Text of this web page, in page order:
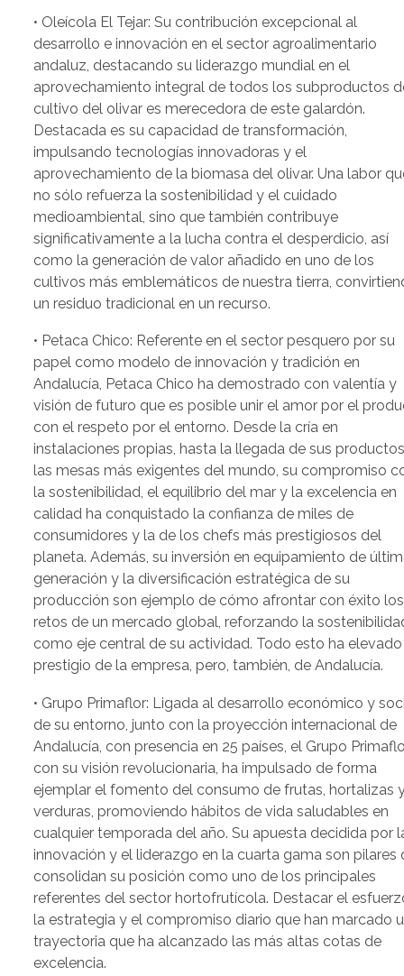
• Oleícola El Tejar: Su contribución excepcional al
desarrollo e innovación en el sector agroalimentario
andaluz, destacando su liderazgo mundial en el
aprovechamiento integral de todos los subproductos
cultivo del olivar es merecedora de este galardón.
Destacada es su capacidad de transformación,
impulsando tecnologías innovadoras y el
aprovechamiento de la biomasa del olivar. Una labor
no sólo refuerza la sostenibilidad y el cuidado
medioambiental, sino que también contribuye
significativamente a la lucha contra el desperdicio, así
como la generación de valor añadido en uno de los
cultivos más emblemáticos de nuestra tierra,
un residuo tradicional en un recurso.
• Petaca Chico: Referente en el sector pesquero por su
papel como modelo de innovación y tradición en
Andalucía, Petaca Chico ha demostrado con valentía y
visión de futuro que es posible unir el amor por el
con el respeto por el entorno. Desde la cría en
instalaciones propias, hasta la llegada de sus
las mesas más exigentes del mundo, su compromiso
la sostenibilidad, el equilibrio del mar y la excelencia en
calidad ha conquistado la confianza de miles de
consumidores y la de los chefs más prestigiosos del
planeta. Además, su inversión en equipamiento de
generación y la diversificación estratégica de su
producción son ejemplo de cómo afrontar con éxito los
retos de un mercado global, reforzando la
como eje central de su actividad. Todo esto ha
prestigio de la empresa, pero, también, de Andalucía.
• Grupo Primaflor: Ligada al desarrollo económico y
de su entorno, junto con la proyección internacional de
Andalucía, con presencia en 25 países, el Grupo
con su visión revolucionaria, ha impulsado de forma
ejemplar el fomento del consumo de frutas, hortalizas
verduras, promoviendo hábitos de vida saludables en
cualquier temporada del año. Su apuesta decidida por
innovación y el liderazgo en la cuarta gama son pilares
consolidan su posición como uno de los principales
referentes del sector hortofrutícola. Destacar el
la estrategia y el compromiso diario que han marcado
trayectoria que ha alcanzado las más altas cotas de
excelencia.